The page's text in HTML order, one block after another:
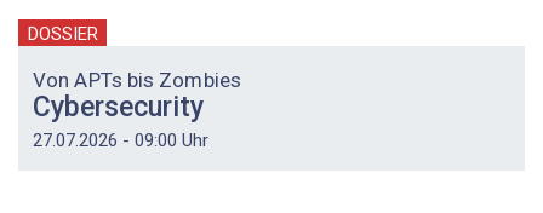
DOSSIER
Von APTs bis Zombies
Cybersecurity
27.07.2026 - 09:00 Uhr